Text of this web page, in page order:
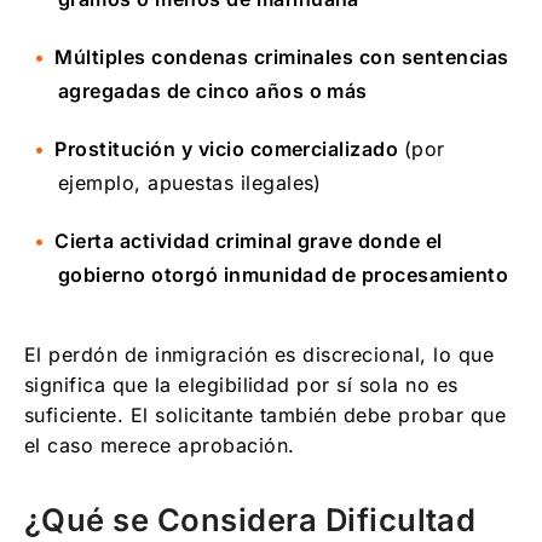
Múltiples condenas criminales con sentencias
agregadas de cinco años o más
Prostitución y vicio comercializado (por
ejemplo, apuestas ilegales)
Cierta actividad criminal grave donde el
gobierno otorgó inmunidad de procesamiento
El perdón de inmigración es discrecional, lo que
significa que la elegibilidad por sí sola no es
suficiente. El solicitante también debe probar que
el caso merece aprobación.
¿Qué se Considera Dificultad